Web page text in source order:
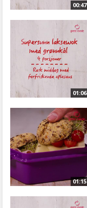
00:47
01:06
01:15